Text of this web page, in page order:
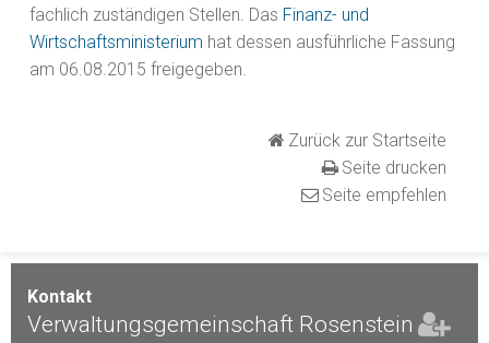
Kontakt
Verwaltungsgemeinschaft Rosenstein
fachlich zuständigen Stellen. Das Finanz- und
Wirtschaftsministerium hat dessen ausführliche Fassung
am 06.08.2015 freigegeben.
Zurück zur Startseite
Seite drucken
Seite empfehlen